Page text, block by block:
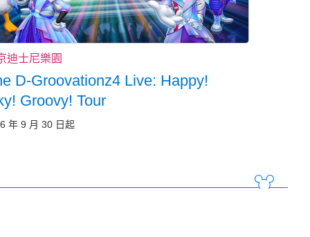
迪士尼樂園
D-Groovationz4 Live: Happy!
Groovy! Tour
年 9 月 30 日起